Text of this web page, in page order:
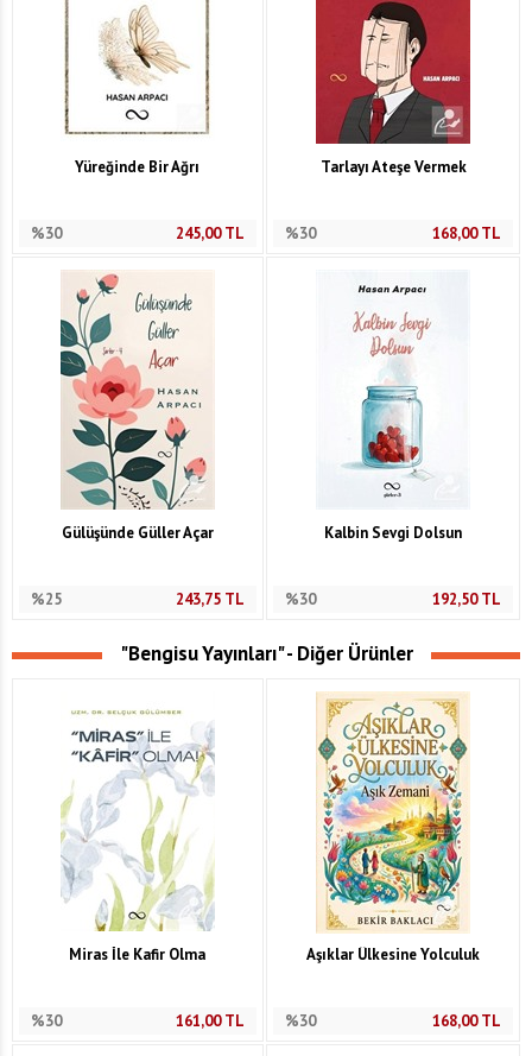
Yüreğinde Bir Ağrı
%30 245,00TL
Tarlayı Ateşe Vermek
%30 168,00TL
Gülüşünde Güller Açar
%25 243,75TL
Kalbin Sevgi Dolsun
%30 192,50TL
"Bengisu Yayınları" - Diğer Ürünler
Miras İle Kafir Olma
%30 161,00TL
Aşıklar Ülkesine Yolculuk
%30 168,00TL